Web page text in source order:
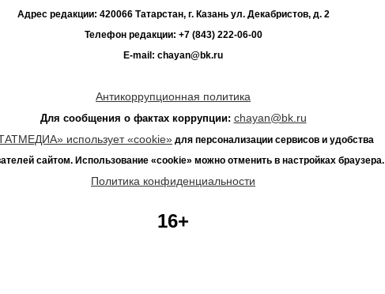
Адрес редакции: 420066 Татарстан, г. Казань ул. Декабристов, д. 2
Телефон редакции: +7 (843) 222-06-00
E-mail: chayan@bk.ru
Антикоррупционная политика
Для сообщения о фактах коррупции: chayan@bk.ru
использует «cookie» для персонализации сервисов и удобства
сайтом. Использование «cookie» можно отменить в настройках браузера.
Политика конфиденциальности
16+